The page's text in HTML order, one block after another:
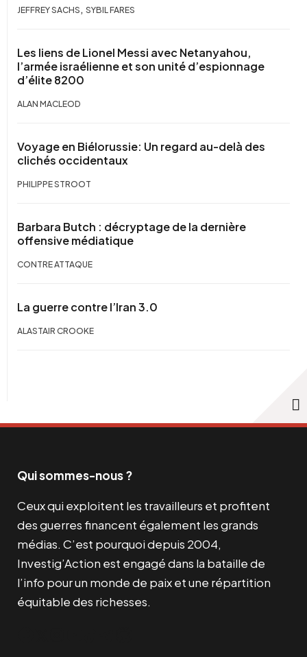
JEFFREY SACHS , SYBIL FARES
Les liens de Lionel Messi avec Netanyahou,
l’armée israélienne et son unité d’espionnage
d’élite 8200
ALAN MACLEOD
Voyage en Biélorussie: Un regard au-delà des
clichés occidentaux
PHILIPPE STROOT
Barbara Butch : décryptage de la dernière
offensive médiatique
CONTRE ATTAQUE
La guerre contre l’Iran 3.0
ALASTAIR CROOKE
Qui sommes-nous ?
Ceux qui exploitent les travailleurs et profitent
des guerres financent également les grands
médias. C’est pourquoi depuis 2004,
Investig’Action est engagé dans la bataille de
l’info pour un monde de paix et une répartition
équitable des richesses.